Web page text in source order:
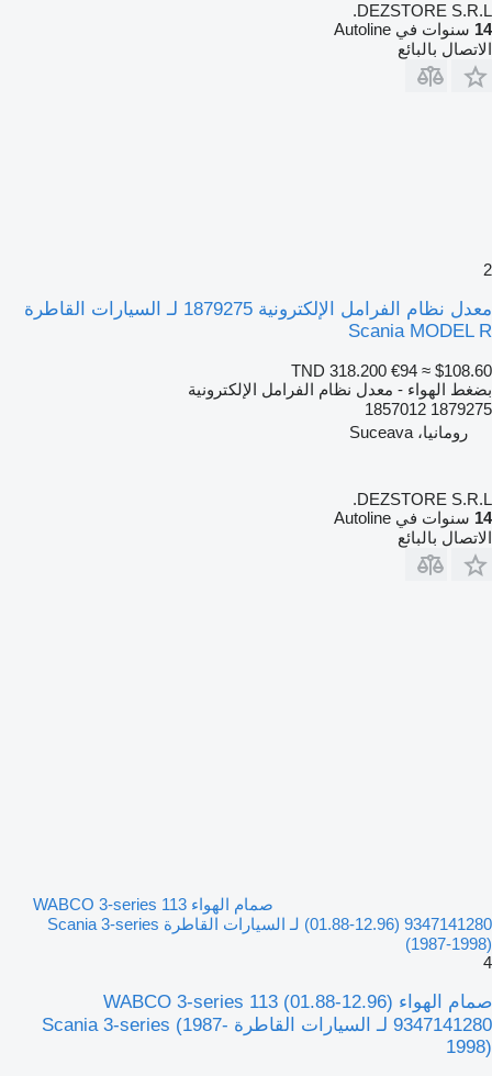
DEZSTORE S.R.L.
14 سنوات في Autoline
الاتصال بالبائع
2
معدل نظام الفرامل الإلكترونية 1879275 لـ السيارات القاطرة
Scania MODEL R
TND 318.200 €94 ≈ $108.60
بضغط الهواء - معدل نظام الفرامل الإلكترونية
1879275 1857012
رومانيا، Suceava
DEZSTORE S.R.L.
14 سنوات في Autoline
الاتصال بالبائع
صمام الهواء WABCO 3-series 113
(01.88-12.96) 9347141280 لـ السيارات القاطرة Scania 3-series
(1987-1998)
4
صمام الهواء WABCO 3-series 113 (01.88-12.96)
9347141280 لـ السيارات القاطرة Scania 3-series (1987-
1998)